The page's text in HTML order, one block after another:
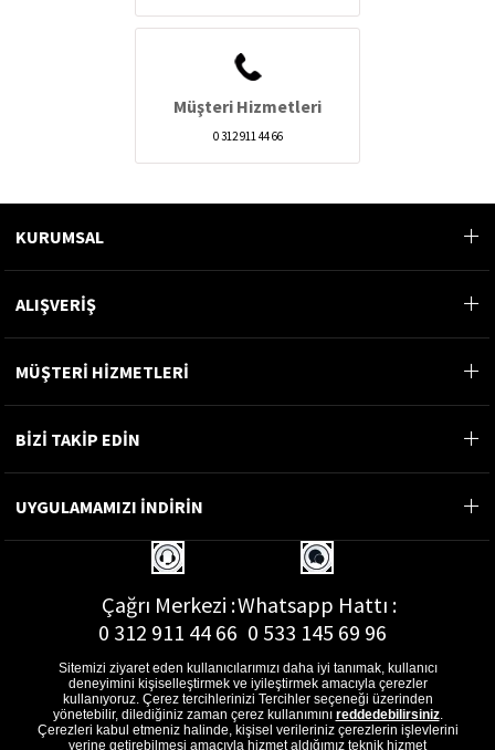
Müşteri Hizmetleri
0 312 911 44 66
KURUMSAL
ALIŞVERİŞ
MÜŞTERİ HİZMETLERİ
BİZİ TAKİP EDİN
UYGULAMAMIZI İNDİRİN
Çağrı Merkezi :
0 312 911 44 66
Whatsapp Hattı :
0 533 145 69 96
E-Posta Adresi :
Sitemizi ziyaret eden kullanıcılarımızı daha iyi tanımak, kullanıcı
deneyimini kişiselleştirmek ve iyileştirmek amacıyla çerezler
kullanıyoruz. Çerez tercihlerinizi Tercihler seçeneği üzerinden
yönetebilir, dilediğiniz zaman çerez kullanımını reddedebilirsiniz.
Çerezleri kabul etmeniz halinde, kişisel verileriniz çerezlerin işlevlerini
yerine getirebilmesi amacıyla hizmet aldığımız teknik hizmet